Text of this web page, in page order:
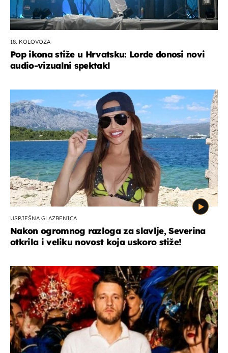
18. KOLOVOZA
Pop ikona stiže u Hrvatsku: Lorde donosi novi
audio-vizualni spektakl
USPJEŠNA GLAZBENICA
Nakon ogromnog razloga za slavlje, Severina
otkrila i veliku novost koja uskoro stiže!